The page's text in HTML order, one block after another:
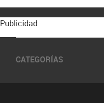
Publicidad
CATEGORÍAS